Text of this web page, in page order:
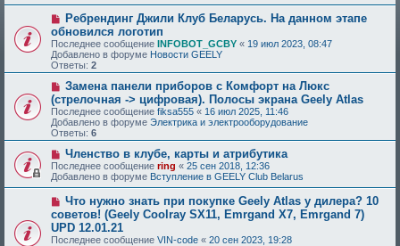
Ребрендинг Джили Клуб Беларусь. На данном этапе
обновился логотип
Последнее сообщение INFOBOT_GCBY « 19 июл 2023, 08:47
Добавлено в форуме Новости GEELY
Ответы: 2
Замена панели приборов с Комфорт на Люкс
(стрелочная -> цифровая). Полосы экрана Geely Atlas
Последнее сообщение fiksa555 « 16 июл 2025, 11:46
Добавлено в форуме Электрика и электрооборудование
Ответы: 6
Членство в клубе, карты и атрибутика
Последнее сообщение ring « 25 сен 2018, 12:36
Добавлено в форуме Вступление в GEELY Club Belarus
Что нужно знать при покупке Geely Atlas у дилера? 10
советов! (Geely Coolray SX11, Emrgand X7, Emrgand 7)
UPD 12.01.21
Последнее сообщение VIN-code « 20 сен 2023, 19:28